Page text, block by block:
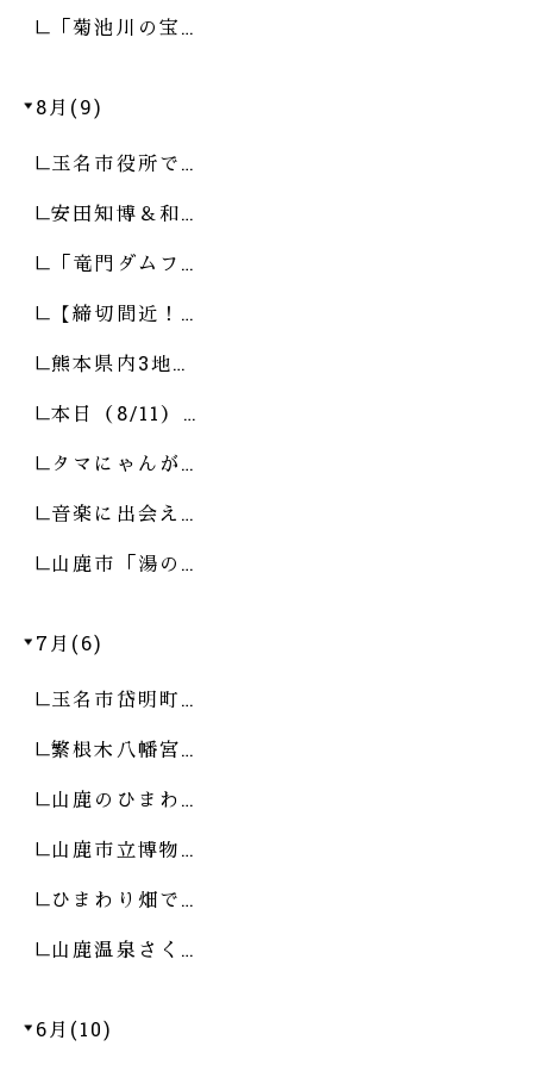
「菊池川の宝…
8月(9)
玉名市役所で…
安田知博＆和…
「竜門ダムフ…
【締切間近！…
熊本県内3地…
本日（8/11）…
タマにゃんが…
音楽に出会え…
山鹿市「湯の…
7月(6)
玉名市岱明町…
繁根木八幡宮…
山鹿のひまわ…
山鹿市立博物…
ひまわり畑で…
山鹿温泉さく…
6月(10)